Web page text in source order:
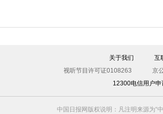
关于我们 互
视听节目许可证0108263
京
12300电信用户申
中国日报网版权说明：凡注明来源为“